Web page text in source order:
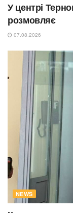
У центрі
розмовляє
07.08.2026
NEWS